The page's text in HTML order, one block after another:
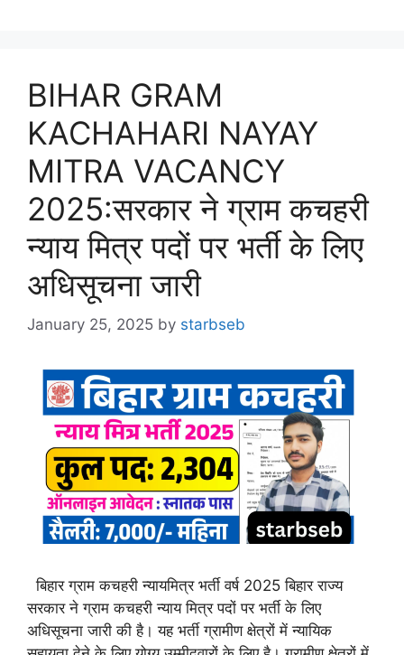
BIHAR GRAM
KACHAHARI NAYAY
MITRA VACANCY
2025:सरकार ने ग्राम कचहरी
न्याय मित्र पदों पर भर्ती के लिए
अधिसूचना जारी
January 25, 2025 by starbseb
बिहार ग्राम कचहरी न्यायमित्र भर्ती वर्ष 2025 बिहार राज्य
सरकार ने ग्राम कचहरी न्याय मित्र पदों पर भर्ती के लिए
अधिसूचना जारी की है। यह भर्ती ग्रामीण क्षेत्रों में न्यायिक